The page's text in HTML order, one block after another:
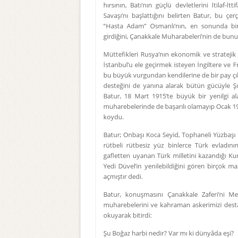
hırsının, Batı’nın güçlü devletlerini
Savaşı’nı başlattığını belirten Batur, bu
“Hasta Adam” Osmanlı’nın, en
girdiğini, Çanakkale Muharabeleri’nin de
Müttefikleri Rusya’nın ekonomik ve
İstanbul’u ele geçirmek isteyen İngiltere ve
bu büyük vurgundan kendilerine de bir pay
desteğini de yanına alarak bütün gücüyle
Batur, 18 Mart 1915’te büyük bir yenilgi
muharebelerinde de başarılı olamayıp Ocak
koydu.
Batur; Onbaşı Koca Seyid, Tophaneli
rütbeli rütbesiz yüz binlerce Türk
gafletten uyanan Türk milletini kazandığı
Yedi Düvel’in yenilebildiğini gören birçok
açmıştır dedi.
Batur, konuşmasını Çanakkale Zaferi’ni
muharebelerini ve kahraman askerimizi
okuyarak bitirdi:
Şu Boğaz harbi nedir? Var mı ki dünyâda eşi?